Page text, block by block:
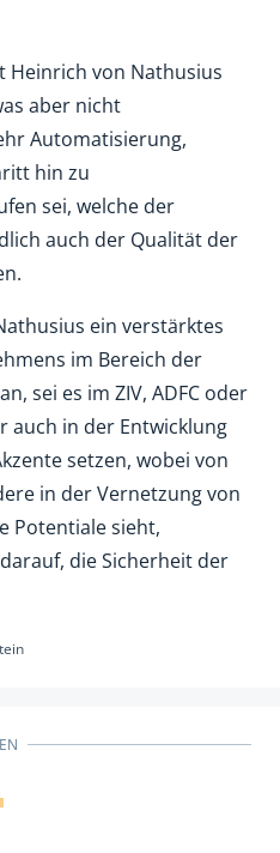
Heinrich von Nathusius
aber nicht
Automatisierung,
hin zu
sei, welche der
auch der Qualität der
ein verstärktes
im Bereich der
sei es im ZIV, ADFC oder
auch in der Entwicklung
setzen, wobei von
in der Vernetzung von
Potentiale sieht,
die Sicherheit der